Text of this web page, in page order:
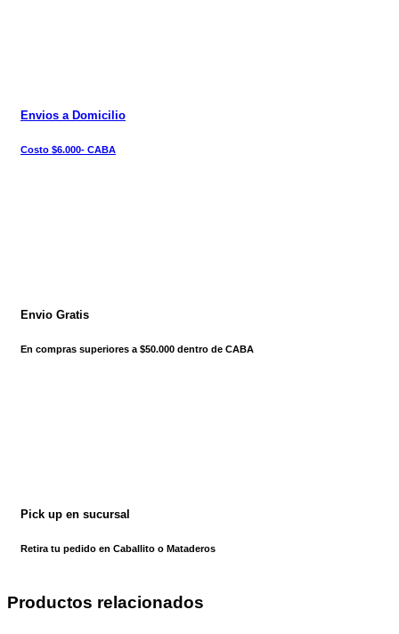
Envios a Domicilio
Costo $6.000- CABA
Envio Gratis
En compras superiores a $50.000 dentro de CABA
Pick up en sucursal
Retira tu pedido en Caballito o Mataderos
Productos relacionados